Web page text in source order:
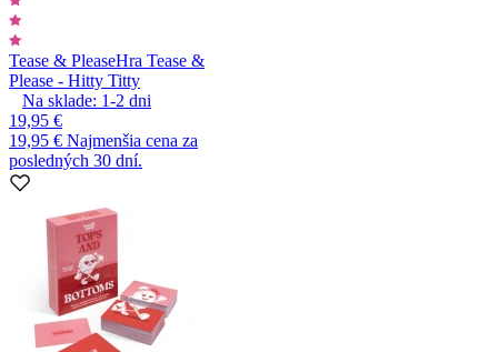
Tease & PleaseHra Tease &
Please - Hitty Titty
Na sklade: 1-2 dni
19,95 €
19,95 € Najmenšia cena za
posledných 30 dní.